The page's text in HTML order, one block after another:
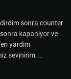
sonra counter
kapaniyor ve
yardim
sevinirim....